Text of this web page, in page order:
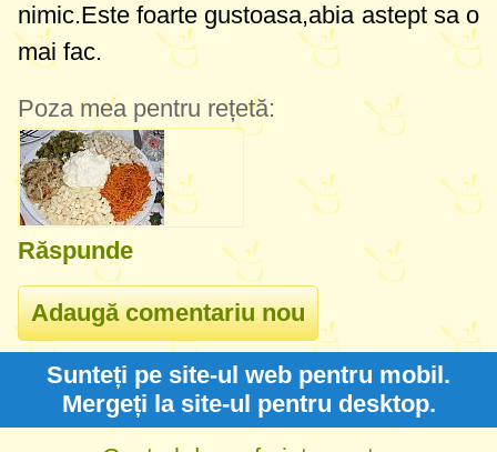
nimic.Este foarte gustoasa,abia astept sa o
mai fac.
Poza mea pentru rețetă:
Răspunde
Sunteți pe site-ul web pentru mobil.
Mergeți la site-ul pentru desktop.